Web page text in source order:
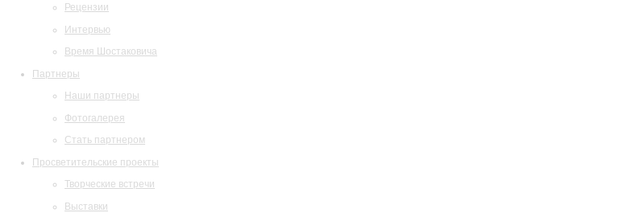
Рецензии
Интервью
Время Шостаковича
Партнеры
Наши партнеры
Фотогалерея
Стать партнером
Просветительские проекты
Творческие встречи
Выставки